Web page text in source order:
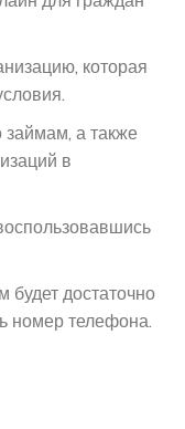
которая
а также
в
будет достаточно
номер телефона.